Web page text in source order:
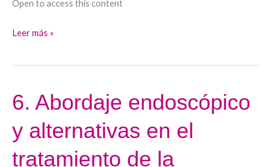
Open to access this content
Dra.
Martín-
Leer más »
6. Abordaje endoscópico
y alternativas en el
tratamiento de la
6.
Abordaje
endoscópico
y
alternativas